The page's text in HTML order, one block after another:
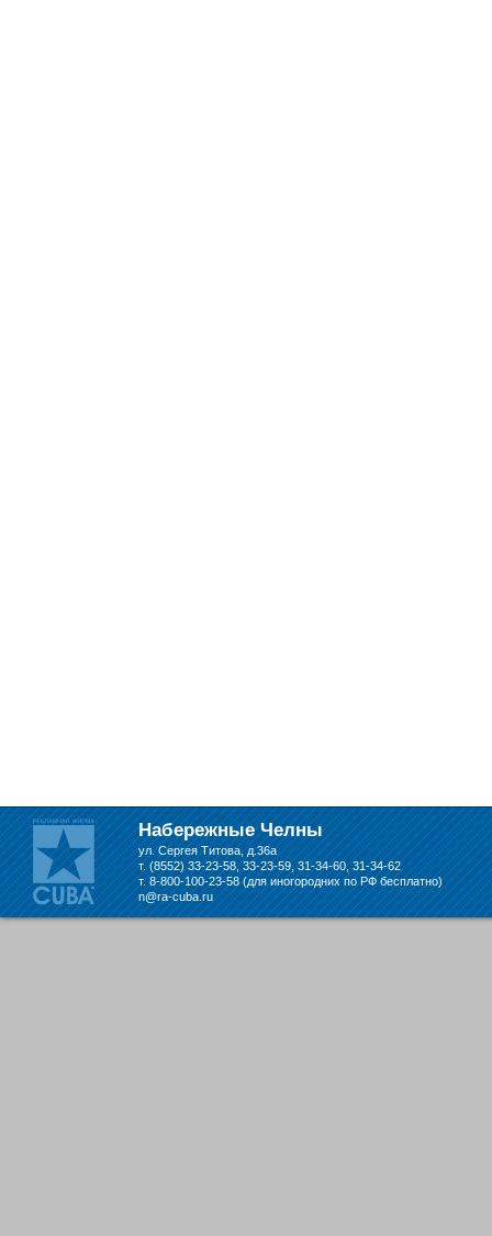
Набережные Челны
ул. Сергея Титова, д.36а
т. (8552) 33-23-58, 33-23-59, 31-34-60, 31-34-62
т. 8-800-100-23-58 (для иногородних по РФ бесплатно)
n@ra-cuba.ru